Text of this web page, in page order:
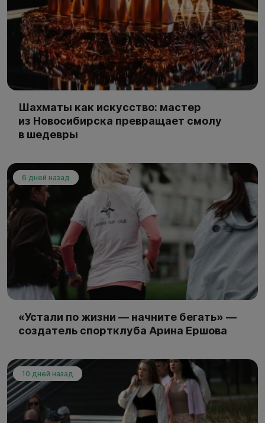
Шахматы как искусство: мастер
из Новосибирска превращает смолу
в шедевры
6 дней назад
«Устали по жизни — начните бегать» —
создатель спортклуба Арина Ершова
10 дней назад